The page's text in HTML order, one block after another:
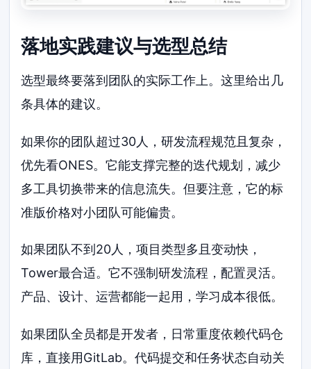
落地实践建议与选型总结
选型最终要落到团队的实际工作上。这里给出几
条具体的建议。
如果你的团队超过30人，研发流程规范且复杂，
优先看ONES。它能支撑完整的迭代规划，减少
多工具切换带来的信息流失。但要注意，它的标
准版价格对小团队可能偏贵。
如果团队不到20人，项目类型多且变动快，
Tower最合适。它不强制研发流程，配置灵活。
产品、设计、运营都能一起用，学习成本很低。
如果团队全员都是开发者，日常重度依赖代码仓
库，直接用GitLab。代码提交和任务状态自动关